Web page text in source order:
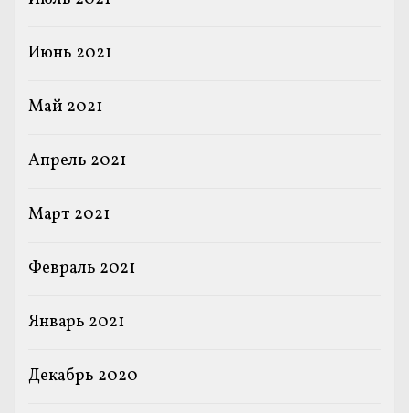
Июнь 2021
Май 2021
Апрель 2021
Март 2021
Февраль 2021
Январь 2021
Декабрь 2020